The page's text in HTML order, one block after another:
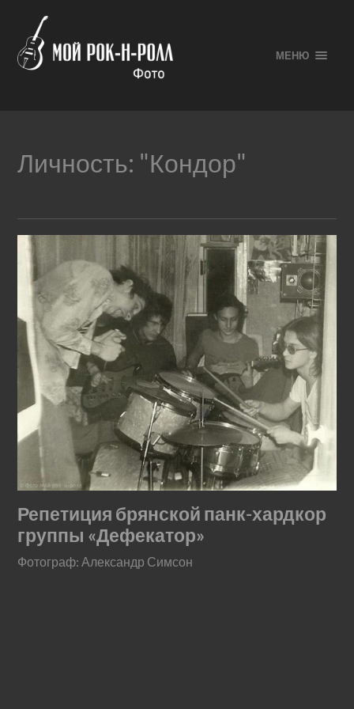
МЕНЮ
Личность: "Кондор"
Репетиция брянской панк-хардкор
группы «Дефекатор»
Фотограф: Александр Симсон